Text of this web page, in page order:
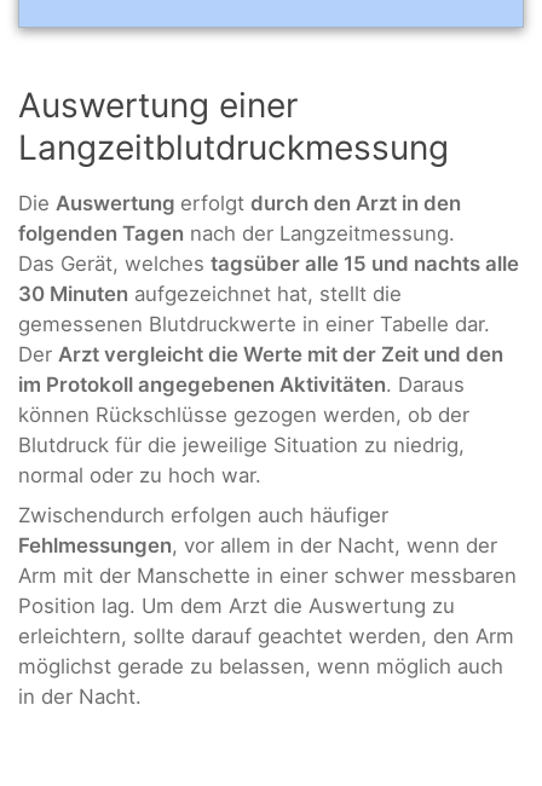
Auswertung einer
Langzeitblutdruckmessung
Die Auswertung erfolgt durch den Arzt in den
folgenden Tagen nach der Langzeitmessung.
Das Gerät, welches tagsüber alle 15 und nachts alle
30 Minuten aufgezeichnet hat, stellt die
gemessenen Blutdruckwerte in einer Tabelle dar.
Der Arzt vergleicht die Werte mit der Zeit und den
im Protokoll angegebenen Aktivitäten. Daraus
können Rückschlüsse gezogen werden, ob der
Blutdruck für die jeweilige Situation zu niedrig,
normal oder zu hoch war.
Zwischendurch erfolgen auch häufiger
Fehlmessungen, vor allem in der Nacht, wenn der
Arm mit der Manschette in einer schwer messbaren
Position lag. Um dem Arzt die Auswertung zu
erleichtern, sollte darauf geachtet werden, den Arm
möglichst gerade zu belassen, wenn möglich auch
in der Nacht.